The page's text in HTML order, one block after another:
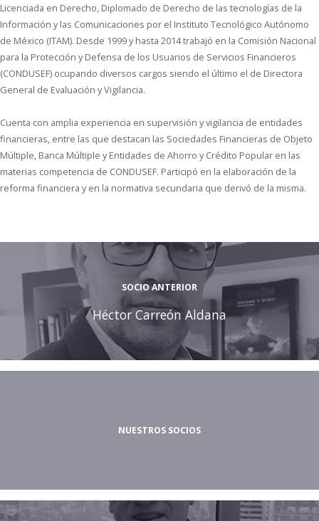
Licenciada en Derecho, Diplomado de Derecho de las tecnologías de la
Información y las Comunicaciones por el Instituto Tecnológico Autónomo
de México (ITAM). Desde 1999 y hasta 2014 trabajó en la Comisión Nacional
para la Protección y Defensa de los Usuarios de Servicios Financieros
(CONDUSEF) ocupando diversos cargos siendo el último el de Directora
General de Evaluación y Vigilancia.
Cuenta con amplia experiencia en supervisión y vigilancia de entidades
financieras, entre las que destacan las Sociedades Financieras de Objeto
Múltiple, Banca Múltiple y Entidades de Ahorro y Crédito Popular en las
materias competencia de CONDUSEF. Participó en la elaboración de la
reforma financiera y en la normativa secundaria que derivó de la misma.
SOCIO ANTERIOR
Héctor Carreón Aldana
NUESTROS SOCIOS